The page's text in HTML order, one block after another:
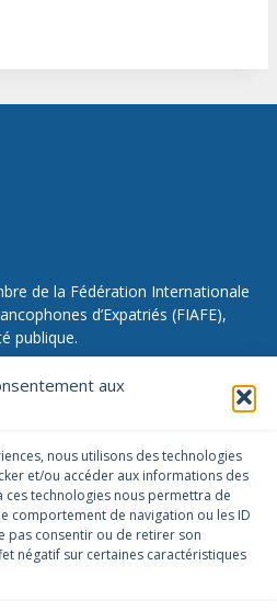
aux
nous utilisons des technologies
et/ou accéder aux informations des
ces technologies nous permettra de
comportement de navigation ou les ID
pas consentir ou de retirer son
négatif sur certaines caractéristiques
de la Fédération Internationale
d’Expatriés (FIAFE),
publique.
Linkedin